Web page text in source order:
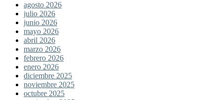
agosto 2026
julio 2026
junio 2026
mayo 2026
abril 2026
marzo 2026
febrero 2026
enero 2026
diciembre 2025
noviembre 2025
octubre 2025